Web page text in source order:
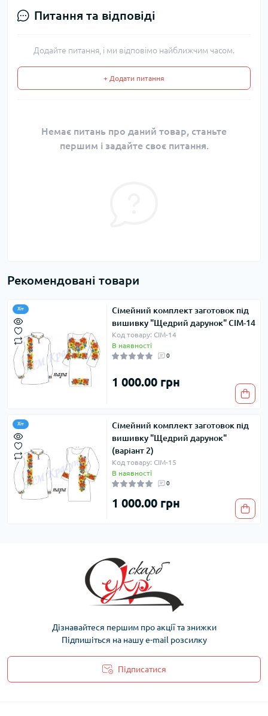
Питання та відповіді
Додайте питання, і ми відповімо найближчим часом.
+ Додати питання
Немає питань про даний товар, станьте
першим і задайте своє питання.
Рекомендовані товари
Хіт
Сімейний комплект заготовок під
вишивку "Щедрий дарунок" СІМ-14
Код товару: СІМ-14
В наявності
0
1 000.00 грн
Хіт
Сімейний комплект заготовок під
вишивку "Щедрий дарунок"
(варіант 2)
Код товару: СІМ-15
В наявності
0
1 000.00 грн
Дізнавайтеся першим про акції та знижки
Підпишіться на нашу e-mail розсилку
Підписатися